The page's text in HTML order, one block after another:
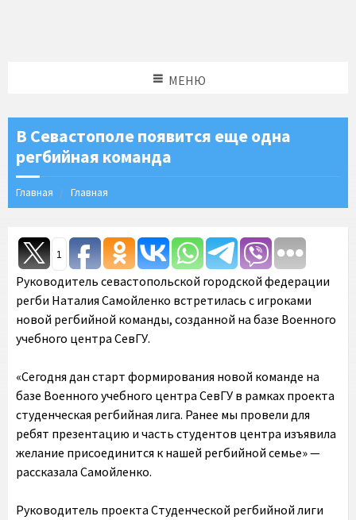
МЕНЮ
В Севастополе появится еще одна
регбийная команда
Главная Главная
1
Руководитель севастопольской городской федерации
регби Наталия Самойленко встретилась с игроками
новой регбийной команды, созданной на базе Военного
учебного центра СевГУ.
«Сегодня дан старт формирования новой команде на
базе Военного учебного центра СевГУ в рамках проекта
студенческая регбийная лига. Ранее мы провели для
ребят презентацию и часть студентов центра изъявила
желание присоединится к нашей регбийной семье» —
рассказала Самойленко.
Руководитель проекта Студенческой регбийной лиги